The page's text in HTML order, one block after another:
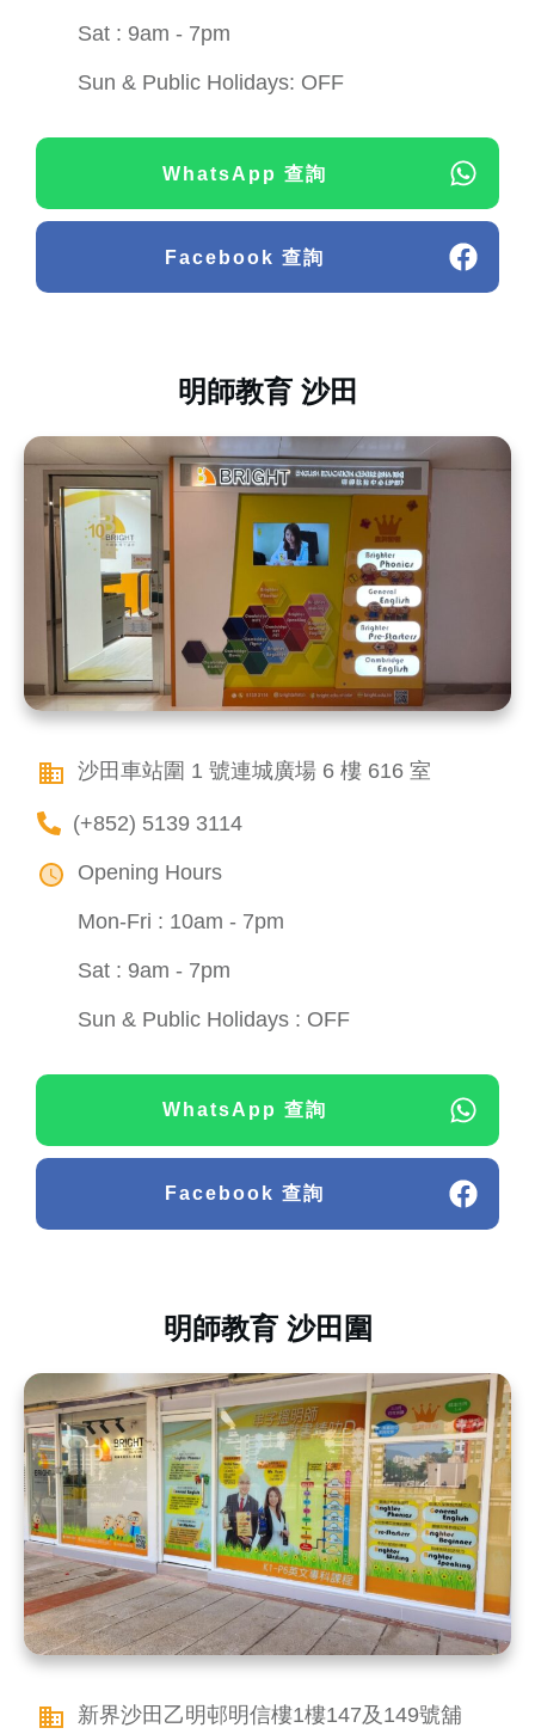
Sat : 9am - 7pm
Sun & Public Holidays: OFF
WhatsApp 查詢
Facebook 查詢
明師教育 沙田
沙田車站圍 1 號連城廣場 6 樓 616 室
(+852) 5139 3114
Opening Hours
Mon-Fri : 10am - 7pm
Sat : 9am - 7pm
Sun & Public Holidays : OFF
WhatsApp 查詢
Facebook 查詢
明師教育 沙田圍
新界沙田乙明邨明信樓1樓147及149號舖